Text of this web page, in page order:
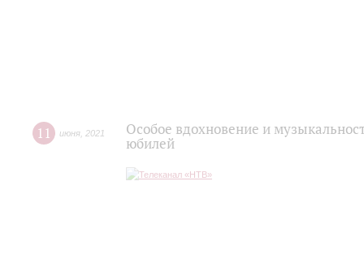
11 июня 2021
Особое вдохновение и
юбилей